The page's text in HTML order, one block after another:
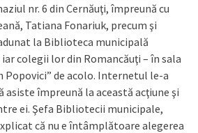
nr. 6 din Cernăuţi, împreună cu
Tatiana Fonariuk, precum şi
la Biblioteca municipală
iar colegii lor din Romancăuţi – în sala
Popovici” de acolo. Internetul le-a
împreună la această acţiune şi
ei. Şefa Bibliotecii municipale,
că nu e întâmplătoare alegerea